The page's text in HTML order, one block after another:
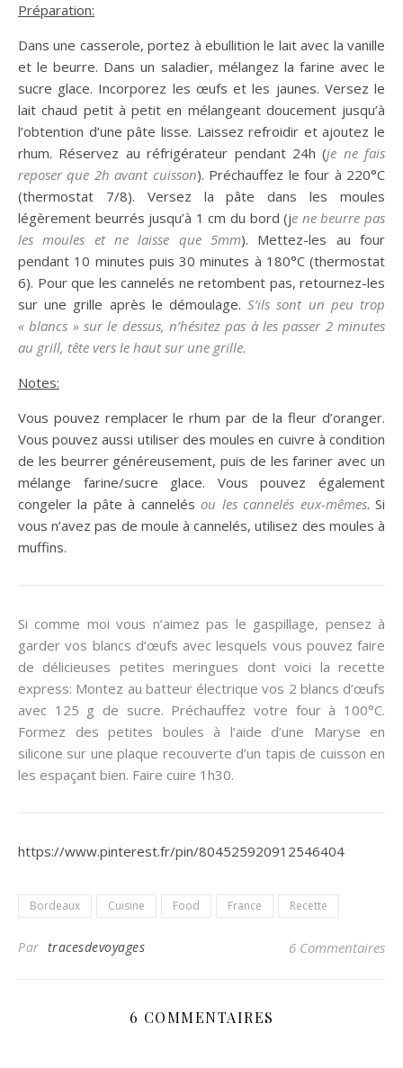
Préparation:
Dans une casserole, portez à ebullition le lait avec la vanille
et le beurre. Dans un saladier, mélangez la farine avec le
sucre glace. Incorporez les œufs et les jaunes. Versez le
lait chaud petit à petit en mélangeant doucement jusqu’à
l’obtention d’une pâte lisse. Laissez refroidir et ajoutez le
rhum. Réservez au réfrigérateur pendant 24h (je ne fais
reposer que 2h avant cuisson). Préchauffez le four à 220°C
(thermostat 7/8). Versez la pâte dans les moules
légèrement beurrés jusqu’à 1 cm du bord (je ne beurre pas
les moules et ne laisse que 5mm). Mettez-les au four
pendant 10 minutes puis 30 minutes à 180°C (thermostat
6). Pour que les cannelés ne retombent pas, retournez-les
sur une grille après le démoulage.S’ils sont un peu trop
« blancs » sur le dessus, n’hésitez pas à les passer 2 minutes
au grill, tête vers le haut sur une grille.
Notes:
Vous pouvez remplacer le rhum par de la fleur d’oranger.
Vous pouvez aussi utiliser des moules en cuivre à condition
de les beurrer généreusement, puis de les fariner avec un
mélange farine/sucre glace. Vous pouvez également
congeler la pâte à cannelésou les cannelés eux-mêmes. Si
vous n’avez pas de moule à cannelés, utilisez des moules à
muffins.
Si comme moi vous n’aimez pas le gaspillage, pensez à
garder vos blancs d’œufs avec lesquels vous pouvez faire
de délicieuses petites meringues dont voici la recette
express: Montez au batteur électrique vos 2 blancs d’œufs
avec 125 g de sucre. Préchauffez votre four à 100°C.
Formez des petites boules à l’aide d’une Maryse en
silicone sur une plaque recouverte d’un tapis de cuisson en
les espaçant bien. Faire cuire 1h30.
https://www.pinterest.fr/pin/804525920912546404
Bordeaux Cuisine Food France Recette
Par tracesdevoyages 6 Commentaires
6 COMMENTAIRES